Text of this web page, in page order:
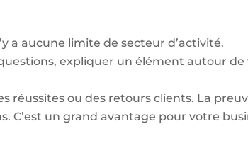
a aucune limite de secteur d’activité.
expliquer un élément autour
réussites ou des retours clients. La
C’est un grand avantage pour votre